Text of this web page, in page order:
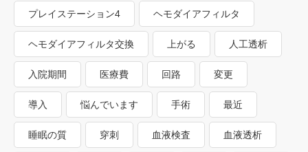
プレイステーション4 ヘモダイアフィルタ
ヘモダイアフィルタ交換 上がる 人工透析
入院期間 医療費 回路 変更
導入 悩んでいます 手術 最近
睡眠の質 穿刺 血液検査 血液透析